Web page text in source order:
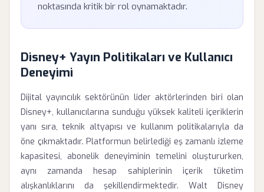
noktasında kritik bir rol oynamaktadır.
Disney+ Yayın Politikaları ve Kullanıcı
Deneyimi
Dijital yayıncılık sektörünün lider aktörlerinden biri olan
Disney+, kullanıcılarına sunduğu yüksek kaliteli içeriklerin
yanı sıra, teknik altyapısı ve kullanım politikalarıyla da
öne çıkmaktadır. Platformun belirlediği eş zamanlı izleme
kapasitesi, abonelik deneyiminin temelini oluştururken,
aynı zamanda hesap sahiplerinin içerik tüketim
alışkanlıklarını da şekillendirmektedir. Walt Disney